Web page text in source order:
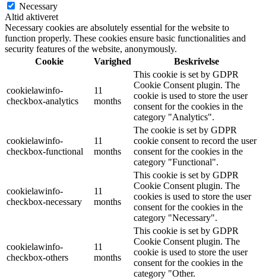
Necessary
Altid aktiveret
Necessary cookies are absolutely essential for the website to
function properly. These cookies ensure basic functionalities and
security features of the website, anonymously.
Cookie
Varighed Beskrivelse
cookielawinfo-
checkbox-analytics
11
months
This cookie is set by GDPR
Cookie Consent plugin. The
cookie is used to store the user
consent for the cookies in the
category "Analytics".
cookielawinfo-
checkbox-functional
11
months
The cookie is set by GDPR
cookie consent to record the user
consent for the cookies in the
category "Functional".
cookielawinfo-
checkbox-necessary
11
months
This cookie is set by GDPR
Cookie Consent plugin. The
cookies is used to store the user
consent for the cookies in the
category "Necessary".
cookielawinfo-
checkbox-others
11
months
This cookie is set by GDPR
Cookie Consent plugin. The
cookie is used to store the user
consent for the cookies in the
category "Other.